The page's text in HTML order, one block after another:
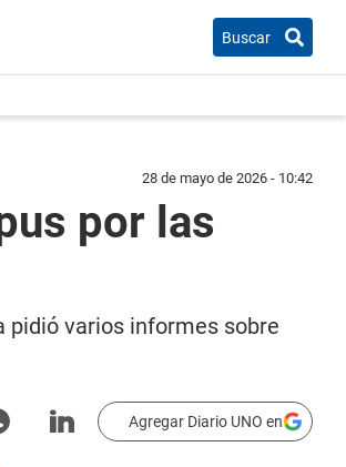
Buscar
28 de mayo de 2026 - 10:42
por las
varios informes sobre
Agregar Diario UNO en